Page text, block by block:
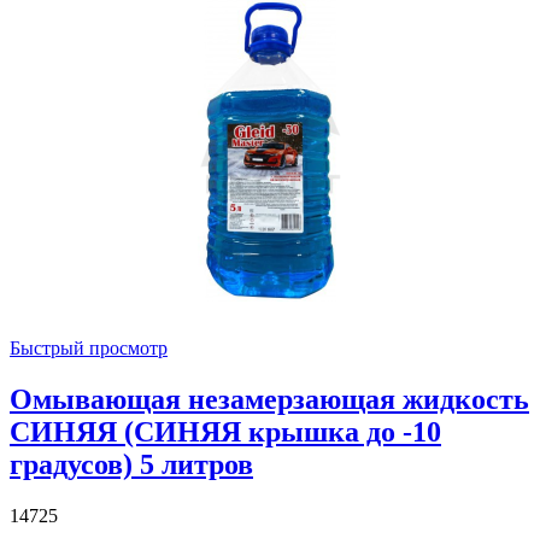
Быстрый просмотр
Омывающая незамерзающая жидкость
СИНЯЯ (СИНЯЯ крышка до -10
градусов) 5 литров
14725